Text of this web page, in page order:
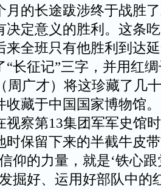
月的长途跋涉终于战胜
决定意义的胜利。这条
来全班只有他胜利到达
“长征记”三字，并用红
周广才）将这珍藏了几
收藏于中国国家博物馆
视察第13集团军军史馆
时保留下来的半截牛皮
仰的力量，就是‘铁心跟
掘好、运用好部队中的